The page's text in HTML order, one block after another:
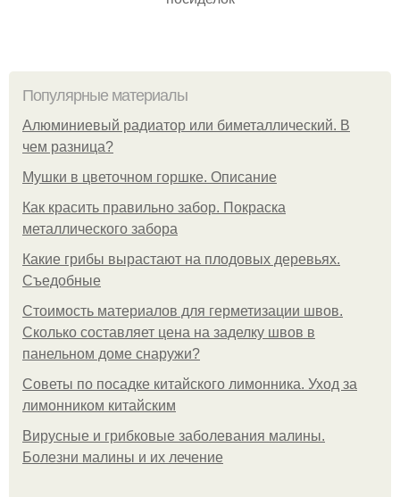
Популярные материалы
Алюминиевый радиатор или биметаллический. В
чем разница?
Мушки в цветочном горшке. Описание
Как красить правильно забор. Покраска
металлического забора
Какие грибы вырастают на плодовых деревьях.
Съедобные
Стоимость материалов для герметизации швов.
Сколько составляет цена на заделку швов в
панельном доме снаружи?
Советы по посадке китайского лимонника. Уход за
лимонником китайским
Вирусные и грибковые заболевания малины.
Болезни малины и их лечение